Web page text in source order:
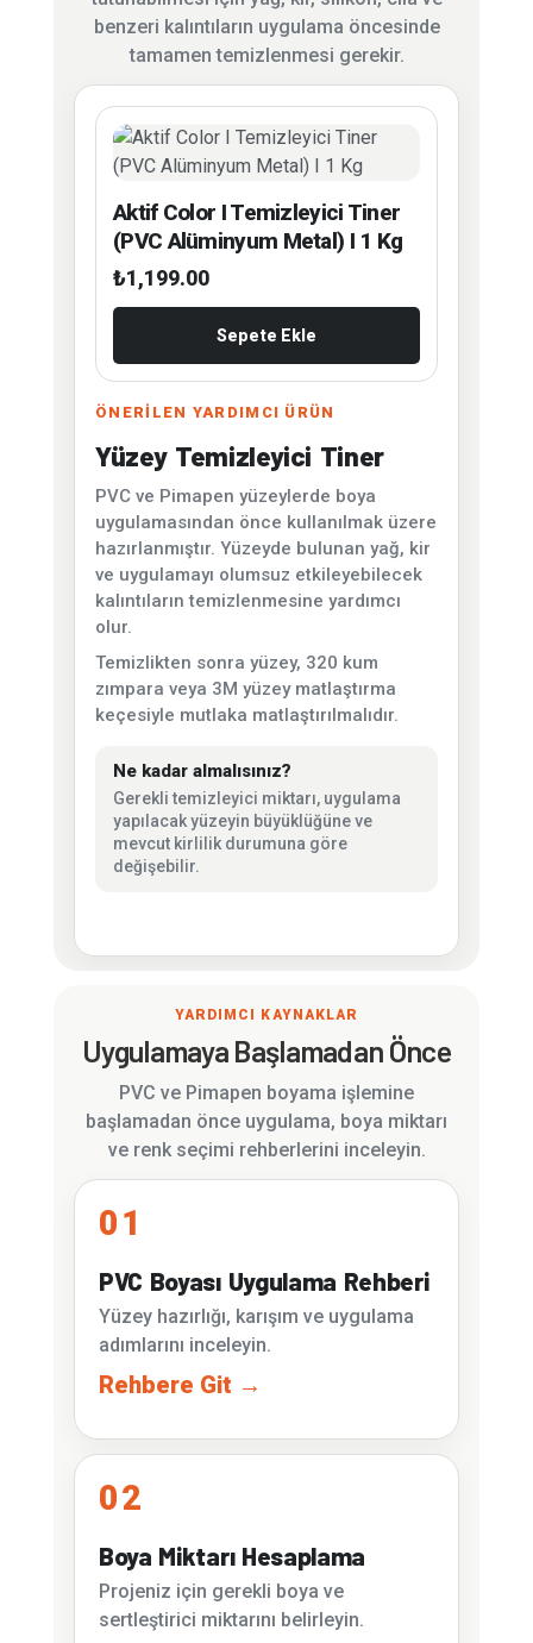
benzeri kalıntıların uygulama öncesinde
tamamen temizlenmesi gerekir.
Aktif Color I Temizleyici Tiner
(PVC Alüminyum Metal) I 1 Kg
₺1,199.00
Sepete Ekle
ÖNERİLEN YARDIMCI ÜRÜN
Yüzey Temizleyici Tiner
PVC ve Pimapen yüzeylerde boya
uygulamasından önce kullanılmak üzere
hazırlanmıştır. Yüzeyde bulunan yağ, kir
ve uygulamayı olumsuz etkileyebilecek
kalıntıların temizlenmesine yardımcı
olur.
Temizlikten sonra yüzey, 320 kum
zımpara veya 3M yüzey matlaştırma
keçesiyle mutlaka matlaştırılmalıdır.
Ne kadar almalısınız?
Gerekli temizleyici miktarı, uygulama
yapılacak yüzeyin büyüklüğüne ve
mevcut kirlilik durumuna göre
değişebilir.
YARDIMCI KAYNAKLAR
Uygulamaya Başlamadan Önce
PVC ve Pimapen boyama işlemine
başlamadan önce uygulama, boya miktarı
ve renk seçimi rehberlerini inceleyin.
01
PVC Boyası Uygulama Rehberi
Yüzey hazırlığı, karışım ve uygulama
adımlarını inceleyin.
Rehbere Git →
02
Boya Miktarı Hesaplama
Projeniz için gerekli boya ve
sertleştirici miktarını belirleyin.